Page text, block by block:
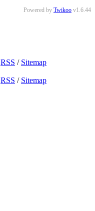
Powered by Twikoo v1.6.44
RSS / Sitemap
RSS / Sitemap